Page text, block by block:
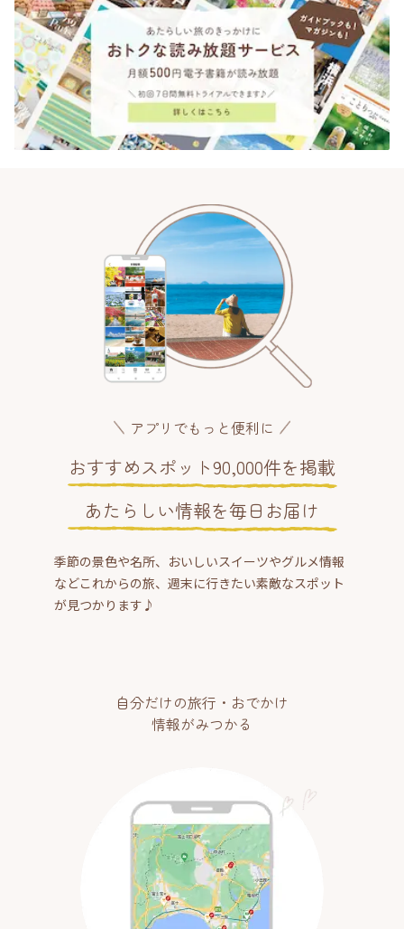
アプリでもっと便利に
おすすめスポット90,000件を掲載
あたらしい情報を毎日お届け
季節の景色や名所、おいしいスイーツやグルメ情報
などこれからの旅、週末に行きたい素敵なスポット
が見つかります♪
自分だけの旅行・おでかけ
情報がみつかる